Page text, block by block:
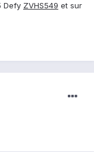
Defy ZVHS549 et sur